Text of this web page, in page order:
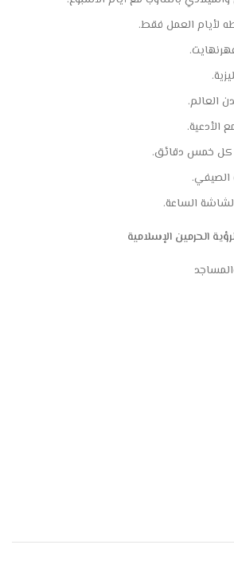
لأيام العمل فقط.
العالم.
الأدعية.
كل خمس دقائق.
الصيفي.
الساعة.
الحرمين الإسلامية